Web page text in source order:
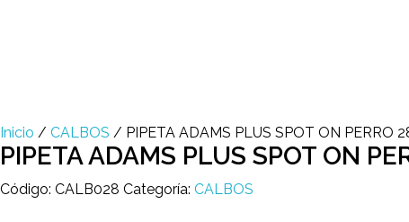
Inicio / CALBOS / PIPETA ADAMS PLUS SPOT ON PERRO
PIPETA ADAMS PLUS SPOT ON
Código: CALB028 Categoría: CALBOS